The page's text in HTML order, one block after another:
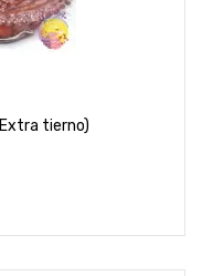
tierno)